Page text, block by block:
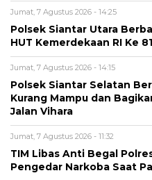
Jumat, 7 Agustus 2026 - 14:25
Polsek Siantar Utara
HUT Kemerdekaan RI Ke 81
Jumat, 7 Agustus 2026 - 14:15
Polsek Siantar Selatan
Kurang Mampu dan
Jalan Vihara
Jumat, 7 Agustus 2026 - 11:32
TIM Libas Anti Begal
Pengedar Narkoba Saat